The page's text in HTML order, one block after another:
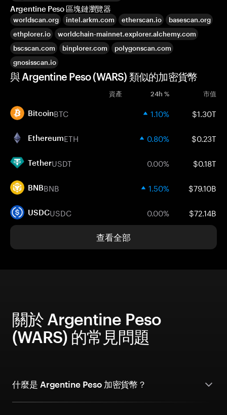
Argentine Peso 區塊鏈瀏覽器
worldscan.org intel.arkm.com etherscan.io
basescan.org
ethplorer.io
worldchain-mainnet.explorer.alchemy.com
bscscan.com
binplorer.com
polygonscan.com
gnosisscan.io
與 Argentine Peso (WARS) 類似的加密貨幣
資產 24h % 市值
BitcoinBTC 1.10% $1.30T
EthereumETH 0.80% $0.23T
TetherUSDT 0.00% $0.18T
BNBBNB 1.50% $79.10B
USDCUSDC 0.00% $72.14B
查看全部
關於 Argentine Peso
(WARS) 的常見問題
什麼是 Argentine Peso 加密貨幣？